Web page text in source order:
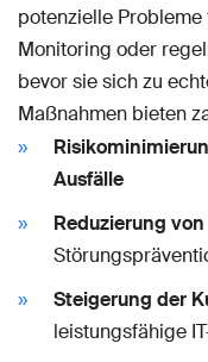
potenzielle
Monitoring oder
bevor sie sich zu
Maßnahmen bieten
Ausfälle
Reduzierung
Steigerung der
leistungsfähige